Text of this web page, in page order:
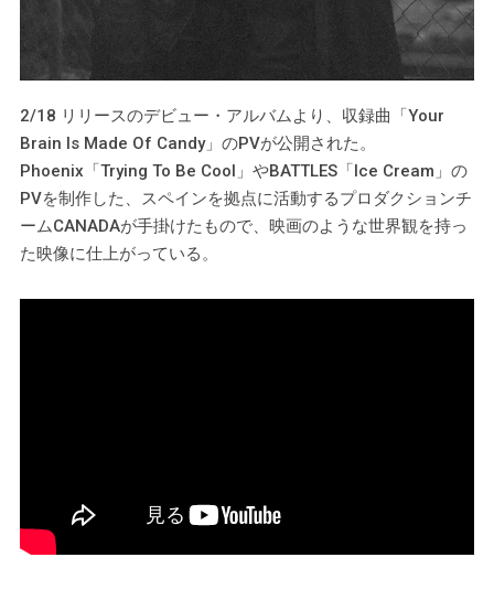
2/18 リリースのデビュー・アルバムより、収録曲「Your
Brain Is Made Of Candy」のPVが公開された。
Phoenix「Trying To Be Cool」やBATTLES「Ice Cream」の
PVを制作した、スペインを拠点に活動するプロダクションチ
ームCANADAが手掛けたもので、映画のような世界観を持っ
た映像に仕上がっている。